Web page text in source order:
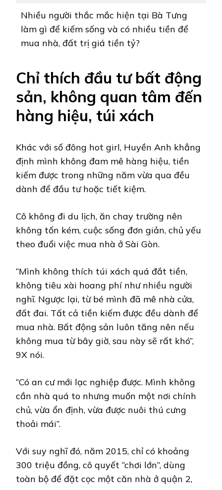
Nhiều người thắc mắc hiện tại Bà Tưng
làm gì để kiếm sống và có nhiều tiền để
mua nhà, đất trị giá tiền tỷ?
Chỉ thích đầu tư bất động
sản, không quan tâm đến
hàng hiệu, túi xách
Khác với số đông hot girl, Huyền Anh khẳng
định mình không đam mê hàng hiệu, tiền
kiếm được trong những năm vừa qua đều
dành để đầu tư hoặc tiết kiệm.
Cô không đi du lịch, ăn chay trường nên
không tốn kém, cuộc sống đơn giản, chủ yếu
theo đuổi việc mua nhà ở Sài Gòn.
“Mình không thích túi xách quá đắt tiền,
không tiêu xài hoang phí như nhiều người
nghĩ. Ngược lại, từ bé mình đã mê nhà cửa,
đất đai. Tất cả tiền kiếm được đều dành để
mua nhà. Bất động sản luôn tăng nên nếu
không mua từ bây giờ, sau này sẽ rất khó”,
9X nói.
“Có an cư mới lạc nghiệp được. Mình không
cần nhà quá to nhưng muốn một nơi chính
chủ, vừa ổn định, vừa được nuôi thú cưng
thoải mái”.
Với suy nghĩ đó, năm 2015, chỉ có khoảng
300 triệu đồng, cô quyết “chơi lớn”, dùng
toàn bộ để đặt cọc một căn nhà ở quận 2,